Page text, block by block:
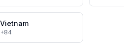
Vietnam
+84